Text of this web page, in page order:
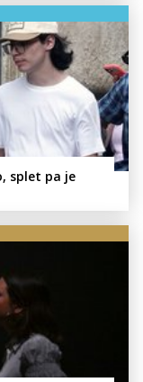
splet pa je